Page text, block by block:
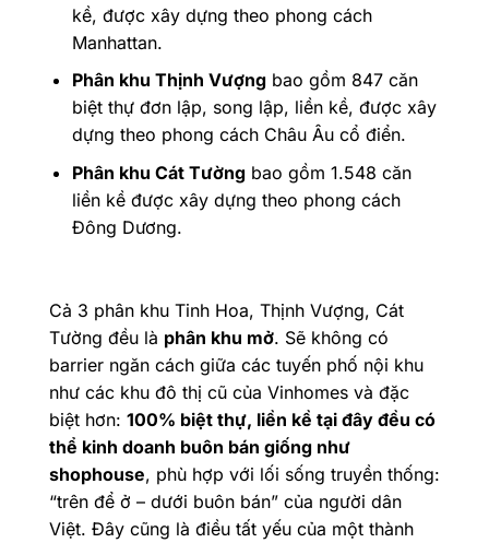
kề, được xây dựng theo phong cách
Manhattan.
Phân khu Thịnh Vượngbao gồm 847 căn
biệt thự đơn lập, song lập, liền kề, được xây
dựng theo phong cách Châu Âu cổ điển.
Phân khu Cát Tườngbao gồm 1.548 căn
liền kề được xây dựng theo phong cách
Đông Dương.
Cả 3 phân khu Tinh Hoa, Thịnh Vượng, Cát
Tường đều là phân khu mở. Sẽ không có
barrier ngăn cách giữa các tuyến phố nội khu
như các khu đô thị cũ của Vinhomes và đặc
biệt hơn: 100% biệt thự, liền kề tại đây đều có
thể kinh doanh buôn bán giống như
shophouse, phù hợp với lối sống truyền thống:
“trên để ở – dưới buôn bán” của người dân
Việt. Đây cũng là điều tất yếu của một thành